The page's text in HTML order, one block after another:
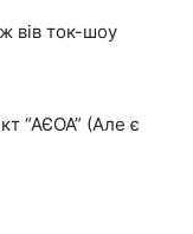
вів ток-шоу
“АЄОА” (Але є